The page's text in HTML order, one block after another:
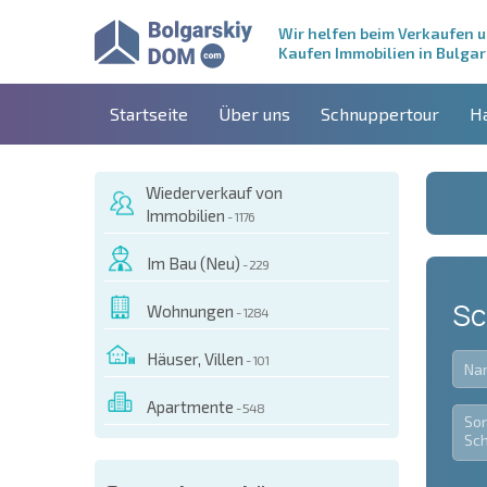
Wir helfen beim Verkaufen
Kaufen Immobilien in
Startseite Über uns Schnuppertour
Wiederverkauf von
Immobilien - 1176
Im Bau (Neu) - 229
Wohnungen - 1284
Häuser, Villen - 101
Apartmente - 548